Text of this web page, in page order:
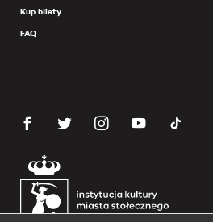
Kup bilety
FAQ